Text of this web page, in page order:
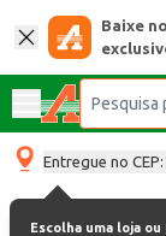
Baixe
Entregue no CEP:
Escolha uma loja